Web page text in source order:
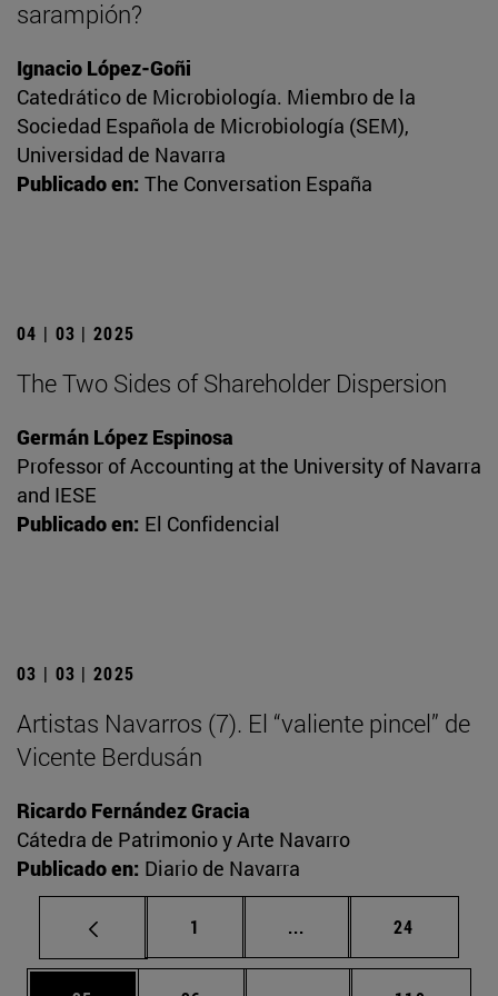
sarampión?
Ignacio López-Goñi
Catedrático de Microbiología. Miembro de la
Sociedad Española de Microbiología (SEM),
Universidad de Navarra
Publicado en: The Conversation España
04 | 03 | 2025
The Two Sides of Shareholder Dispersion
Germán López Espinosa
Professor of Accounting at the University of Navarra
and IESE
Publicado en: El Confidencial
03 | 03 | 2025
Artistas Navarros (7). El “valiente pincel” de
Vicente Berdusán
Ricardo Fernández Gracia
Cátedra de Patrimonio y Arte Navarro
Publicado en: Diario de Navarra
Página
1 ... Páginas intermedias
Página
24